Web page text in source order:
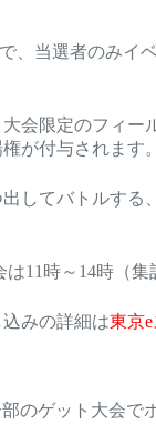
当選者のみ
会限定のフィ
が付与されます。
してバトルす
時～14時（
みの詳細は東京
のゲット大会